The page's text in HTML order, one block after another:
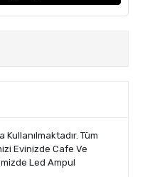
Tüm
Evinizde Cafe Ve
Led Ampul